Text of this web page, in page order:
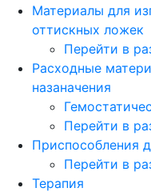
Материалы для
оттискных ложек
Перейти в
Расходные
назаначения
Перейти в
Приспособления
Перейти в
Терапия